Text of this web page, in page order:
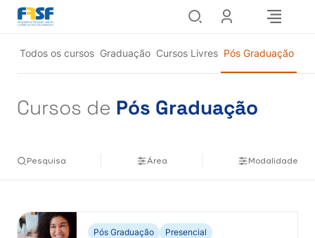
Pular
para
conteúdo
Todos os cursos Graduação Cursos Livres Pós Graduação
Cursos de Pós Graduação
Pesquisa Área Modalidade
Pós Graduação Presencial